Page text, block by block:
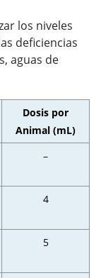
los niveles
deficiencias
aguas de
Dosis por
Animal (mL)
–
4
5